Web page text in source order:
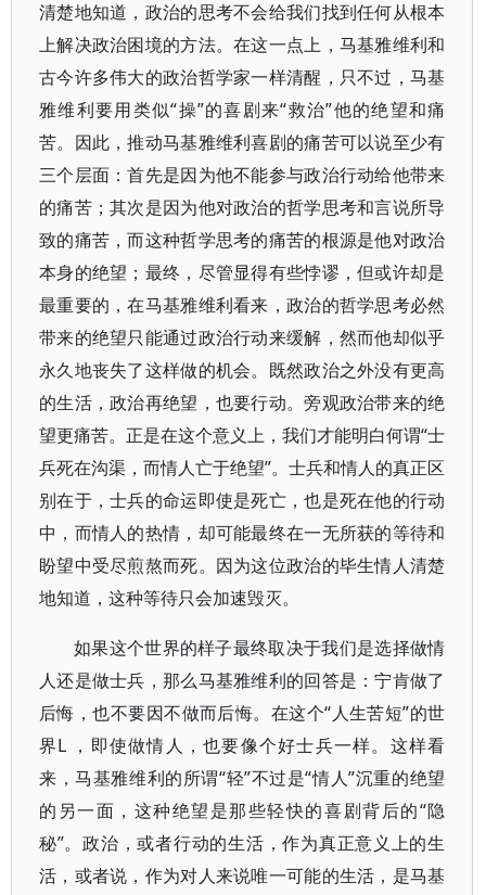
清楚地知道，政治的思考不会给我们找到任何从根本
上解决政治困境的方法。在这一点上，马基雅维利和
古今许多伟大的政治哲学家一样清醒，只不过，马基
雅维利要用类似“操”的喜剧来“救治”他的绝望和痛
苦。因此，推动马基雅维利喜剧的痛苦可以说至少有
三个层面：首先是因为他不能参与政治行动给他带来
的痛苦；其次是因为他对政治的哲学思考和言说所导
致的痛苦，而这种哲学思考的痛苦的根源是他对政治
本身的绝望；最终，尽管显得有些悖谬，但或许却是
最重要的，在马基雅维利看来，政治的哲学思考必然
带来的绝望只能通过政治行动来缓解，然而他却似乎
永久地丧失了这样做的机会。既然政治之外没有更高
的生活，政治再绝望，也要行动。旁观政治带来的绝
望更痛苦。正是在这个意义上，我们才能明白何谓“士
兵死在沟渠，而情人亡于绝望”。士兵和情人的真正区
别在于，士兵的命运即使是死亡，也是死在他的行动
中，而情人的热情，却可能最终在一无所获的等待和
盼望中受尽煎熬而死。因为这位政治的毕生情人清楚
地知道，这种等待只会加速毁灭。
如果这个世界的样子最终取决于我们是选择做情
人还是做士兵，那么马基雅维利的回答是：宁肯做了
后悔，也不要因不做而后悔。在这个“人生苦短”的世
界L ，即使做情人，也要像个好士兵一样。这样看
来，马基雅维利的所谓“轻”不过是“情人”沉重的绝望
的另一面，这种绝望是那些轻快的喜剧背后的“隐
秘”。政治，或者行动的生活，作为真正意义上的生
活，或者说，作为对人来说唯一可能的生活，是马基